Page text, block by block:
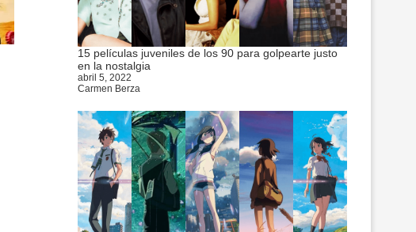
15 películas juveniles de los 90 para golpearte justo
en la nostalgia
abril 5, 2022
Carmen Berza